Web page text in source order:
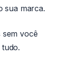
sua marca.
sem você